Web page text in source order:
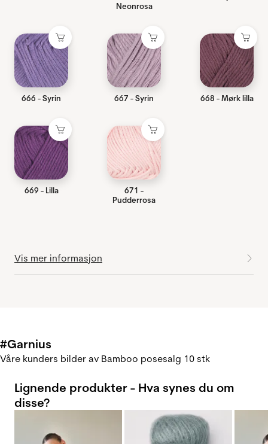
Neonrosa
666 - Syrin 667 - Syrin 668 - Mørk lilla
669 - Lilla
671 -
Pudderrosa
Vis mer informasjon
#Garnius
Våre kunders bilder av Bamboo posesalg 10 stk
Lignende produkter - Hva synes du om
disse?